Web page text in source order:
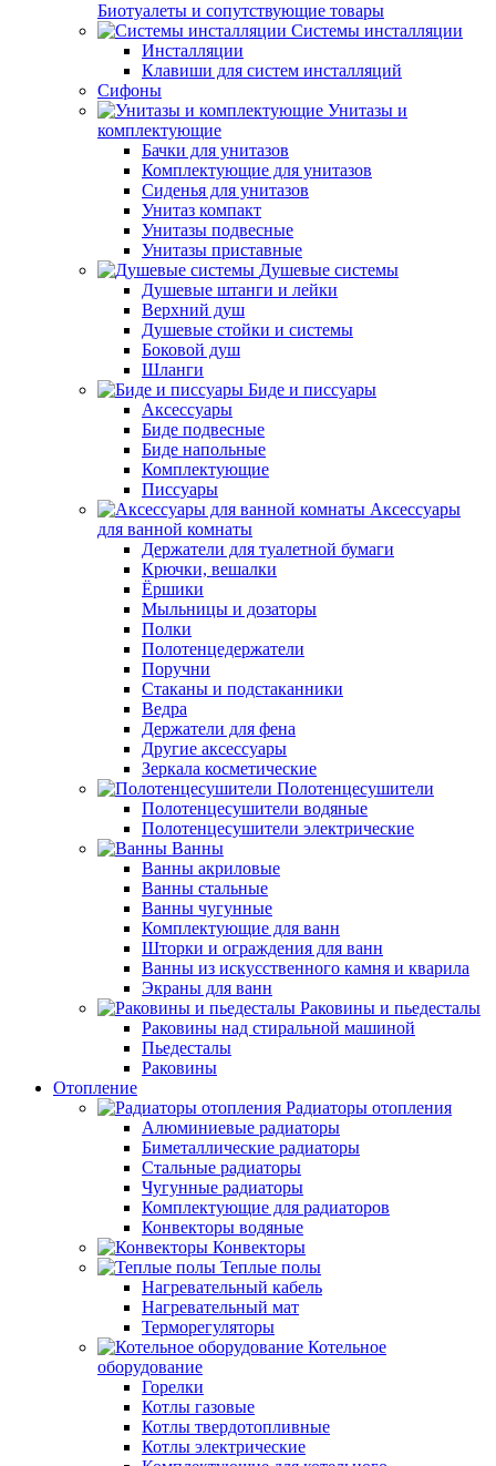
Биотуалеты и сопутствующие товары
Системы инсталляции
Инсталляции
Клавиши для систем инсталляций
Сифоны
Унитазы и
комплектующие
Бачки для унитазов
Комплектующие для унитазов
Сиденья для унитазов
Унитаз компакт
Унитазы подвесные
Унитазы приставные
Душевые системы
Душевые штанги и лейки
Верхний душ
Душевые стойки и системы
Боковой душ
Шланги
Биде и писсуары
Аксессуары
Биде подвесные
Биде напольные
Комплектующие
Писсуары
Аксессуары
для ванной комнаты
Держатели для туалетной бумаги
Крючки, вешалки
Ёршики
Мыльницы и дозаторы
Полки
Полотенцедержатели
Поручни
Стаканы и подстаканники
Ведра
Держатели для фена
Другие аксессуары
Зеркала косметические
Полотенцесушители
Полотенцесушители водяные
Полотенцесушители электрические
Ванны
Ванны акриловые
Ванны стальные
Ванны чугунные
Комплектующие для ванн
Шторки и ограждения для ванн
Ванны из искусственного камня и кварила
Экраны для ванн
Раковины и пьедесталы
Раковины над стиральной машиной
Пьедесталы
Раковины
Отопление
Радиаторы отопления
Алюминиевые радиаторы
Биметаллические радиаторы
Стальные радиаторы
Чугунные радиаторы
Комплектующие для радиаторов
Конвекторы водяные
Конвекторы
Теплые полы
Нагревательный кабель
Нагревательный мат
Терморегуляторы
Котельное
оборудование
Горелки
Котлы газовые
Котлы твердотопливные
Котлы электрические